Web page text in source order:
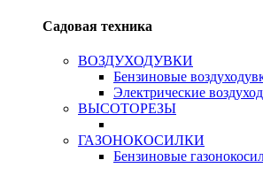
Садовая техника
ВОЗДУХОДУВКИ
Бензиновые
Электрические
ВЫСОТОРЕЗЫ
ГАЗОНОКОСИЛКИ
Бензиновые